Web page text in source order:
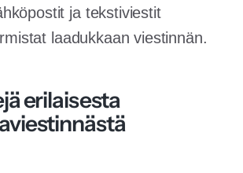
ja tekstiviestit
laadukkaan viestinnän.
erilaisesta